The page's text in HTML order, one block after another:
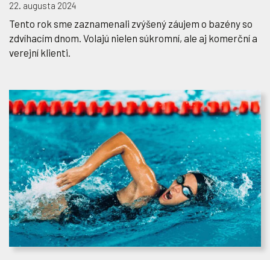
22. augusta 2024
Tento rok sme zaznamenali zvýšený záujem o bazény so
zdvíhacím dnom. Volajú nielen súkromní, ale aj komerční a
verejní klienti.